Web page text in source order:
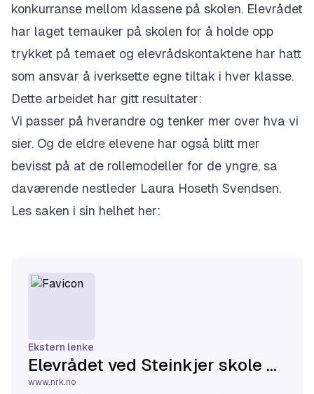
konkurranse mellom klassene på skolen. Elevrådet
har laget temauker på skolen for å holde opp
trykket på temaet og elevrådskontaktene har hatt
som ansvar å iverksette egne tiltak i hver klasse.
Dette arbeidet har gitt resultater:
Vi passer på hverandre og tenker mer over hva vi
sier. Og de eldre elevene har også blitt mer
bevisst på at de rollemodeller for de yngre, sa
daværende nestleder Laura Hoseth Svendsen.
Les saken i sin helhet her:
Ekstern lenke
Elevrådet ved Steinkjer skole med språkbrukskampanje: Vil få bort stygg språkbruk blant skolebarn
www.nrk.no